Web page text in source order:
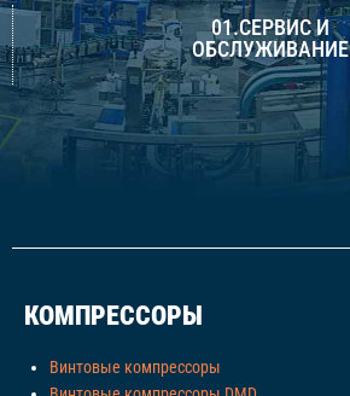
01.СЕРВИС И
ОБСЛУЖИВАНИЕ
КОМПРЕССОРЫ
Винтовые компрессоры